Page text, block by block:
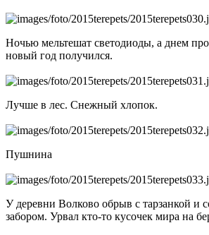
Ночью мельтешат светодиоды, а днем
новый год получился.
Лучше в лес. Снежный хлопок.
Пушнина
У деревни Волково обрыв с тарзанкой и
забором. Урвал кто-то кусочек мира на